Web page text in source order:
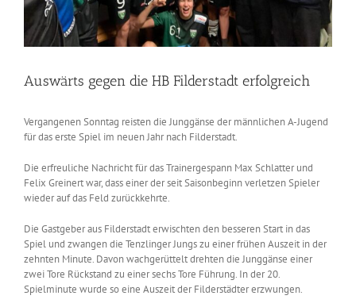
Auswärts gegen die HB Filderstadt erfolgreich
Vergangenen Sonntag reisten die Junggänse der männlichen A-Jugend
für das erste Spiel im neuen Jahr nach Filderstadt.
Die erfreuliche Nachricht für das Trainergespann Max Schlatter und
Felix Greinert war, dass einer der seit Saisonbeginn verletzen Spieler
wieder auf das Feld zurückkehrte.
Die Gastgeber aus Filderstadt erwischten den besseren Start in das
Spiel und zwangen die Tenzlinger Jungs zu einer frühen Auszeit in der
zehnten Minute. Davon wachgerüttelt drehten die Junggänse einer
zwei Tore Rückstand zu einer sechs Tore Führung. In der 20.
Spielminute wurde so eine Auszeit der Filderstädter erzwungen.